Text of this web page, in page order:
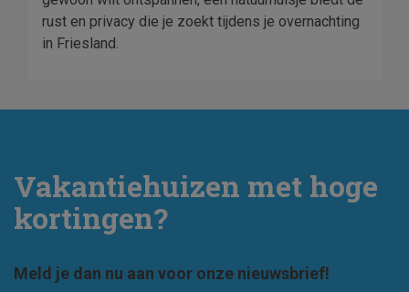
rust en privacy die je zoekt tijdens je overnachting
in Friesland.
Vakantiehuizen met hoge
kortingen?
Meld je dan nu aan voor onze nieuwsbrief!